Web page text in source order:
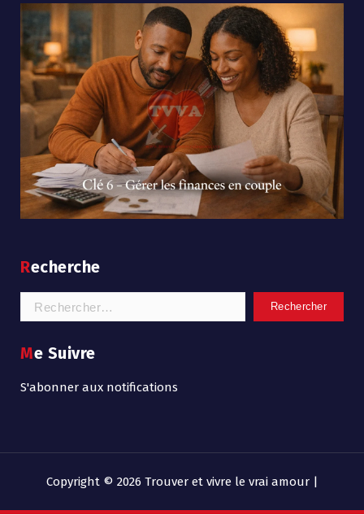
Recherche
Rechercher :
Me Suivre
S'abonner aux notifications
Copyright © 2026 Trouver et vivre le vrai amour |